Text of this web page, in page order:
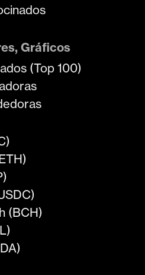
Gráficos
(Top 100)
(BCH)